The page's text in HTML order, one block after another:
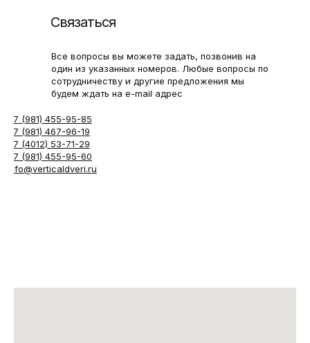
Связаться
+7 (981) 455-95-85
+7 (981) 467-96-19
+7 (4012) 53-71-29
+7 (981) 455-95-60
Все вопросы вы можете задать, позвонив на
один из указанных номеров. Любые вопросы по
сотрудничеству и другие предложения мы
будем ждать на e-mail адрес
info@verticaldveri.ru